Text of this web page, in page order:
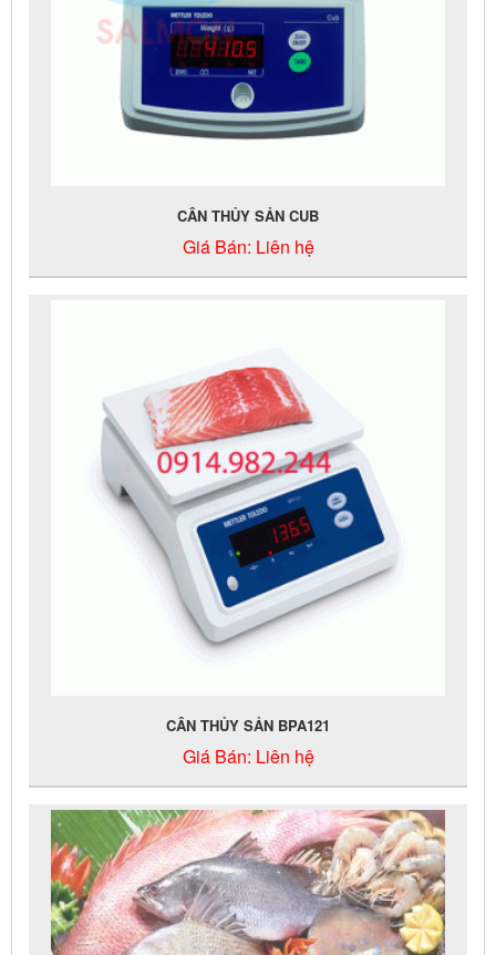
CÂN THỦY SẢN CUB
Giá Bán: Liên hệ
CÂN THỦY SẢN BPA121
Giá Bán: Liên hệ